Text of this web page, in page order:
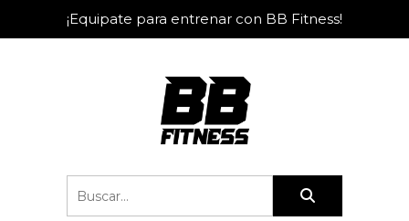
¡Equipate para entrenar con BB Fitness!